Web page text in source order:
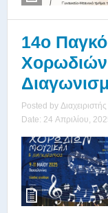
14ο
Χορωδιών
Posted by
Date: 24 Απριλίου,